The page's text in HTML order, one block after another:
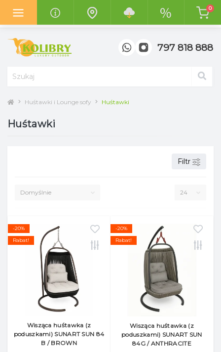
Z radością informujemy o otwarciunowego salonu "Kolibry
Garden"
w centrum handlowym "Top Meble" w Poznaniu.
0
797 818 888
Huśtawki i Lounge sofy Huśtawki
Huśtawki
Filtr
-20%
Rabat!
Wisząca huśtawka (z
poduszkami) SUNART SUN 84
B / BROWN
-20%
Rabat!
Wisząca huśtawka (z
poduszkami) SUNART SUN
84G / ANTHRACITE